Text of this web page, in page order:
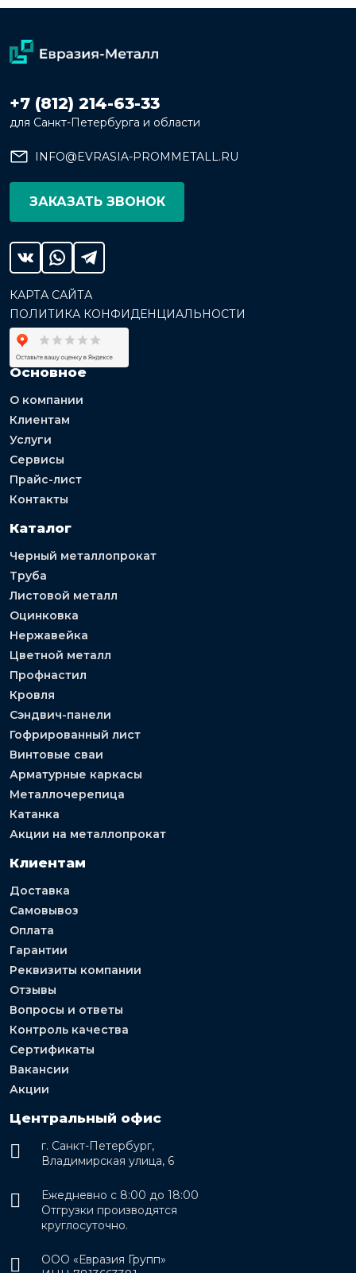
+7 (812) 214-63-33
для Санкт-Петербурга и области
INFO@EVRASIA-PROMMETALL.RU
ЗАКАЗАТЬ ЗВОНОК
КАРТА САЙТА
ПОЛИТИКА КОНФИДЕНЦИАЛЬНОСТИ
Основное
О компании
Клиентам
Услуги
Сервисы
Прайс-лист
Контакты
Каталог
Черный металлопрокат
Труба
Листовой металл
Оцинковка
Нержавейка
Цветной металл
Профнастил
Кровля
Сэндвич-панели
Гофрированный лист
Винтовые сваи
Арматурные каркасы
Металлочерепица
Катанка
Акции на металлопрокат
Клиентам
Доставка
Самовывоз
Оплата
Гарантии
Реквизиты компании
Отзывы
Вопросы и ответы
Контроль качества
Сертификаты
Вакансии
Акции
Центральный офис
г. Санкт-Петербург,
Владимирская улица, 6
Ежедневно с 8:00 до 18:00
Отгрузки производятся
круглосуточно.
ООО «Евразия Групп»